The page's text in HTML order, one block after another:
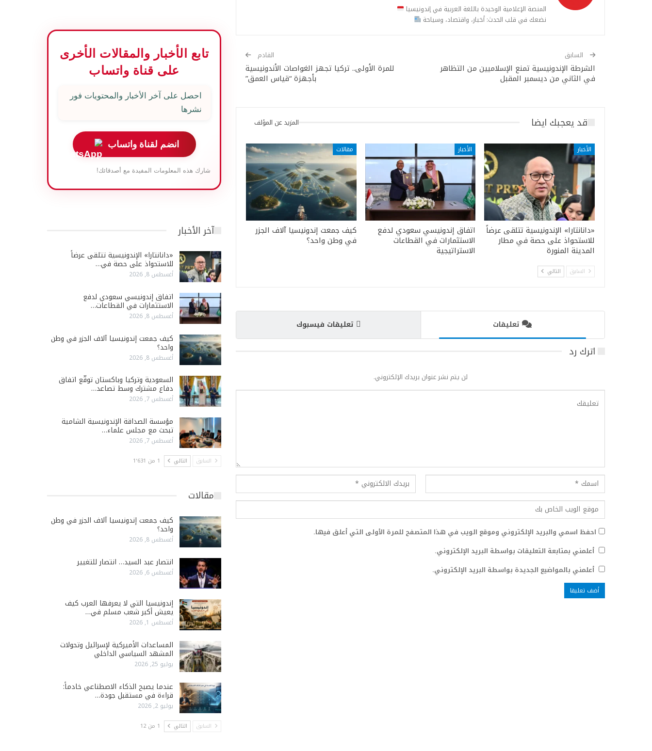
المنصة الإعلامية الوحيدة باللغة العربية في إندونيسيا
نضعك في قلب الحدث: أخبار، واقتصاد، وسياحة
السابق
الشرطة الإندونيسية تمنع الإسلاميين من التظاهر
في الثاني من ديسمبر المقبل
القادم
للمرة الأولى.. تركيا تجهز الغواصات الأندونيسية
بأجهزة “قياس العمق”
قد يعجبك ايضا المزيد عن المؤلف
الأخبار
«دانانتارا» الإندونيسية تتلقى عرضاً
للاستحواذ على حصة في مطار
المدينة المنورة
الأخبار
اتفاق إندونيسي سعودي لدفع
الاستثمارات في القطاعات
الاستراتيجية
مقالات
كيف جمعت إندونيسيا آلاف الجزر
في وطن واحد؟
السابق التالي
تعليقات تعليقات فيسبوك
اترك رد
لن يتم نشر عنوان بريدك الإلكتروني.
احفظ اسمي والبريد الإلكتروني وموقع الويب في هذا المتصفح للمرة الأولى التي أعلق فيها.
أعلمني بمتابعة التعليقات بواسطة البريد الإلكتروني.
أعلمني بالمواضيع الجديدة بواسطة البريد الإلكتروني.
تابع الأخبار والمقالات الأخرى
على قناة واتساب
احصل على آخر الأخبار والمحتويات فور
نشرها
انضم لقناة واتساب
شارك هذه المعلومات المفيدة مع أصدقائك!
آخر الأخبار
«دانانتارا» الإندونيسية تتلقى عرضاً
للاستحواذ على حصة في…
أغسطس 8, 2026
اتفاق إندونيسي سعودي لدفع
الاستثمارات في القطاعات…
أغسطس 8, 2026
كيف جمعت إندونيسيا آلاف الجزر في وطن
واحد؟
أغسطس 8, 2026
السعودية وتركيا وباكستان توقّع اتفاق
دفاع مشترك وسط تصاعد…
أغسطس 7, 2026
مؤسسة الصداقة الإندونيسية الشامية
تبحث مع مجلس علماء…
أغسطس 7, 2026
السابق التالي 1 من 1٬631
مقالات
كيف جمعت إندونيسيا آلاف الجزر في وطن
واحد؟
أغسطس 8, 2026
انتصار عبد السيد… انتصار للتغيير
أغسطس 6, 2026
إندونيسيا التي لا يعرفها العرب كيف
يعيش أكبر شعب مسلم في…
أغسطس 1, 2026
المساعدات الأميركية لإسرائيل وتحولات
المشهد السياسي الداخلي
يوليو 25, 2026
عندما يصبح الذكاء الاصطناعي خادماً:
قراءة في مستقبل جودة…
يوليو 2, 2026
السابق التالي 1 من 12